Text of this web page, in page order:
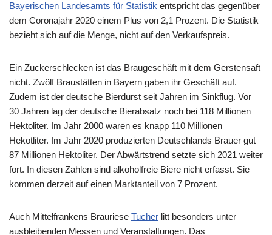
Bayerischen Landesamts für Statistik entspricht das gegenüber
dem Coronajahr 2020 einem Plus von 2,1 Prozent. Die Statistik
bezieht sich auf die Menge, nicht auf den Verkaufspreis.
Ein Zuckerschlecken ist das Braugeschäft mit dem Gerstensaft
nicht. Zwölf Braustätten in Bayern gaben ihr Geschäft auf.
Zudem ist der deutsche Bierdurst seit Jahren im Sinkflug. Vor
30 Jahren lag der deutsche Bierabsatz noch bei 118 Millionen
Hektoliter. Im Jahr 2000 waren es knapp 110 Millionen
Hekotliter. Im Jahr 2020 produzierten Deutschlands Brauer gut
87 Millionen Hektoliter. Der Abwärtstrend setzte sich 2021 weiter
fort. In diesen Zahlen sind alkoholfreie Biere nicht erfasst. Sie
kommen derzeit auf einen Marktanteil von 7 Prozent.
Auch Mittelfrankens Brauriese Tucher litt besonders unter
ausbleibenden Messen und Veranstaltungen. Das